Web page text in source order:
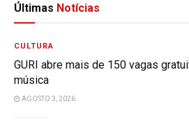
Últimas Notícias
CULTURA
GURI abre mais de 150 vagas
música
AGOSTO 3, 2026